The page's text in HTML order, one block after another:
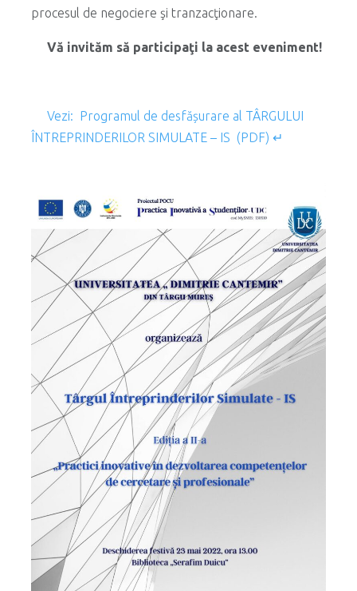
procesul de negociere şi tranzacţionare.
Vă invităm să participaţi la acest eveniment!
Vezi: Programul de desfășurare al TÂRGULUI
ÎNTREPRINDERILOR SIMULATE – IS (PDF) ↵